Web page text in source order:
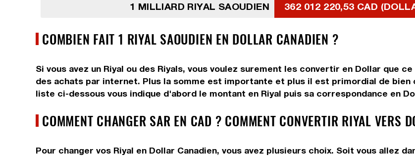
1 MILLIARD RIYAL SAOUDIEN 362 012 220,53 CAD
COMBIEN FAIT 1 RIYAL SAOUDIEN EN DOLLAR CANADIEN ?
Si vous avez un Riyal ou des Riyals, vous voulez surement les convertir en Dollar que
des achats par internet. Plus la somme est importante et plus il est primordial de bien
liste ci-dessous vous indique d'abord le montant en Riyal puis sa correspondance en
COMMENT CHANGER SAR EN CAD ? COMMENT CONVERTIR RIYAL VERS
Pour changer vos Riyal en Dollar Canadien, vous avez plusieurs choix. Soit vous allez